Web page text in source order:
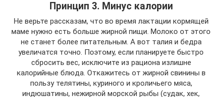
Принцип 3. Минус калории
Не верьте рассказам, что во время лактации кормящей
маме нужно есть больше жирной пищи. Молоко от этого
не станет более питательным. А вот талия и бедра
увеличатся точно. Поэтому, если планируете быстро
сбросить вес, исключите из рациона излишне
калорийные блюда. Откажитесь от жирной свинины в
пользу телятины, куриного и кроличьего мяса,
индюшатины, нежирной морской рыбы (судак, хек,